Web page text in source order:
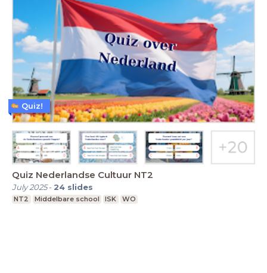
Quiz Nederlandse Cultuur NT2
July 2025- 24 slides
NT2 Middelbare school ISK WO
Quiz!